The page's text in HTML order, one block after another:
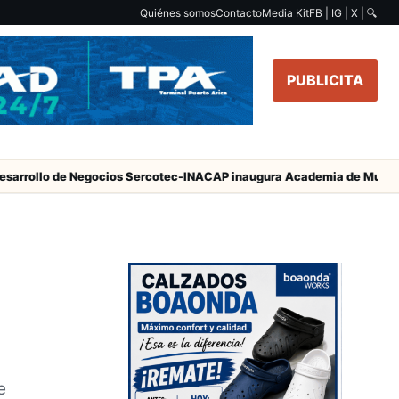
Quiénes somosContactoMedia KitFB | IG | X | 🔍
PUBLICITA
Negocios Sercotec-INACAP inaugura Academia de Mujeres